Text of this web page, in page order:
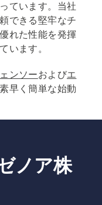
ています。当社
できる堅牢なチ
れた性能を発揮
います。
ンソーおよびエ
早く簡単な始動
ードを軽く引く
ノア株